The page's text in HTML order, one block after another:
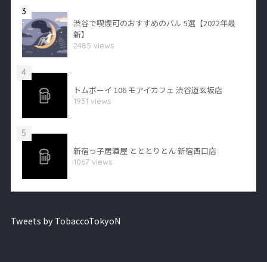
3
渋谷で喫煙可のおすすめのバル 5選【2022年最
新】
2485 views
4
トムボーイ 106 モアイカフェ 渋谷道玄坂店
1931 views
5
新宿っ子居酒屋 とととりとん 新宿西口店
1067 views
Tweets by TobaccoTokyoN